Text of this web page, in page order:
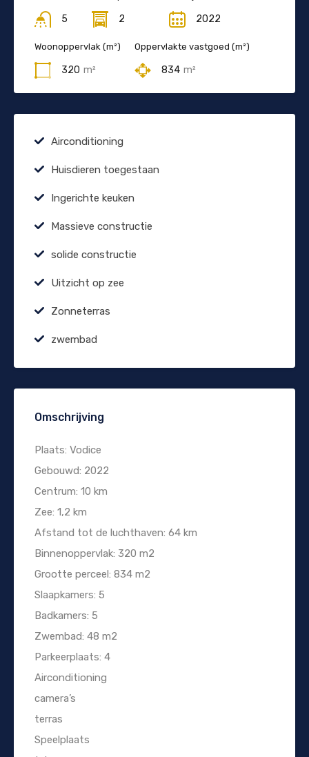
5 2 2022
Woonoppervlak (m²)
320 m²
Oppervlakte vastgoed (m²)
834 m²
Airconditioning
Huisdieren toegestaan
Ingerichte keuken
Massieve constructie
solide constructie
Uitzicht op zee
Zonneterras
zwembad
Omschrijving
Plaats: Vodice
Gebouwd: 2022
Centrum: 10 km
Zee: 1,2 km
Afstand tot de luchthaven: 64 km
Binnenoppervlak: 320 m2
Grootte perceel: 834 m2
Slaapkamers: 5
Badkamers: 5
Zwembad: 48 m2
Parkeerplaats: 4
Airconditioning
camera’s
terras
Speelplaats